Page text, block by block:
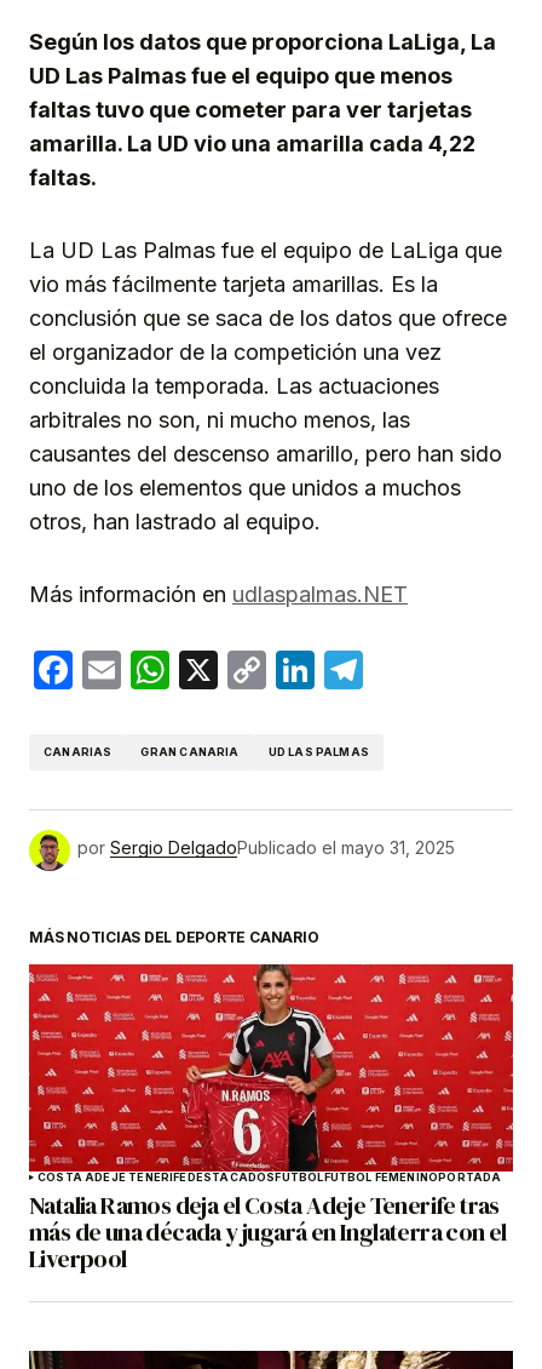
Según los datos que proporciona LaLiga, La
UD Las Palmas fue el equipo que menos
faltas tuvo que cometer para ver tarjetas
amarilla. La UD vio una amarilla cada 4,22
faltas.
La UD Las Palmas fue el equipo de LaLiga que
vio más fácilmente tarjeta amarillas. Es la
conclusión que se saca de los datos que ofrece
el organizador de la competición una vez
concluida la temporada. Las actuaciones
arbitrales no son, ni mucho menos, las
causantes del descenso amarillo, pero han sido
uno de los elementos que unidos a muchos
otros, han lastrado al equipo.
Más información en udlaspalmas.NET
Facebook
EmailWhatsApp
X
CopyLinkedIn
CANARIAS GRAN CANARIA UD LAS PALMAS
por Sergio DelgadoPublicado el mayo 31, 2025
MÁS NOTICIAS DEL DEPORTE CANARIO
COSTA ADEJE TENERIFEDESTACADOSFÚTBOLFÚTBOL FEMENINOPORTADA
Natalia Ramos deja el Costa Adeje Tenerife tras
más de una década y jugará en Inglaterra con el
Liverpool